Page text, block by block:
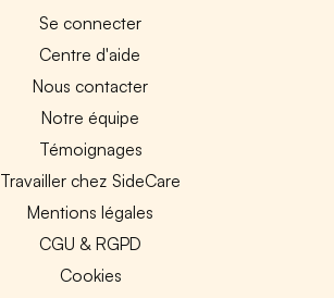
Se connecter
Centre d'aide
Nous contacter
Notre équipe
Témoignages
Travailler chez SideCare
Mentions légales
CGU & RGPD
Cookies